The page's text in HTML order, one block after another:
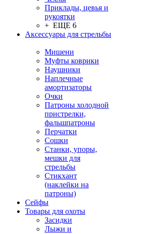
Приклады, цевья и
рукоятки
+ ЕЩЕ 6
Аксессуары для стрельбы
Мишени
Муфты коврики
Наушники
Наплечные
амортизаторы
Очки
Патроны холодной
пристрелки,
фальшпатроны
Перчатки
Сошки
Станки, упоры,
мешки для
стрельбы
Стикхант
(наклейки на
патроны)
Сейфы
Товары для охоты
Засидки
Лыжи и